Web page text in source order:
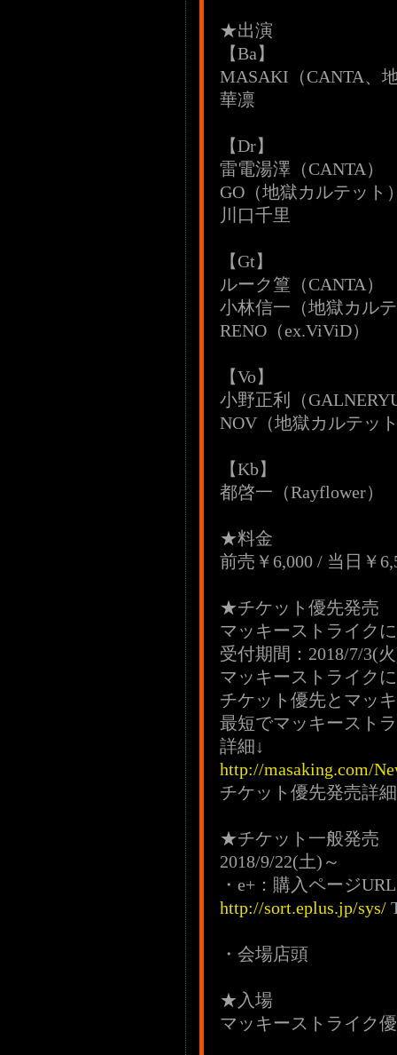
★出演
【Ba】
MASAKI（CANTA、
華凛
【Dr】
雷電湯澤（CANTA）
GO（地獄カルテット
川口千里
【Gt】
ルーク篁（CANTA）
小林信一（地獄カル
RENO（ex.ViViD）
【Vo】
小野正利（
NOV（地獄カルテッ
【Kb】
都啓一（Rayflower）
★料金
前売￥6,000 / 当日￥
★チケット優先発
マッキーストライク
受付期間：2018/7/3(
マッキーストライク
チケット優先とマッ
最短でマッキースト
詳細↓
http://masaking.com/
チケット優先発売詳
★チケット一般発売
2018/9/22(土)～
・e+：購入ページ
http://sort.eplus.jp/sys/
・会場店頭
★入場
マッキーストライク